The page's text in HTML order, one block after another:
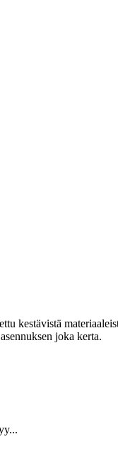
kestävistä
joka kerta.